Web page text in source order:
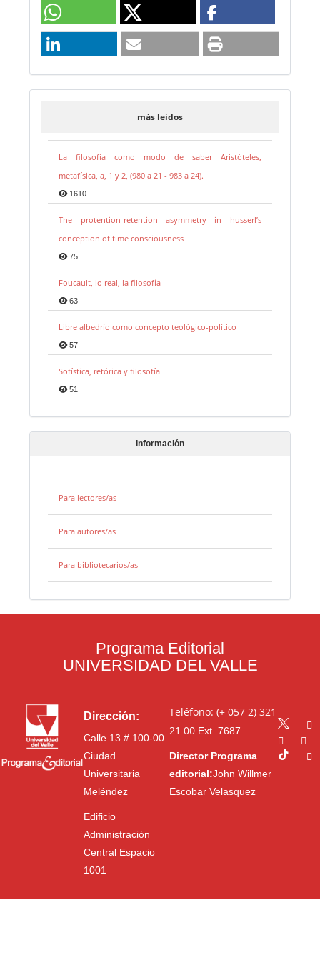
más leidos
La filosofía como modo de saber Aristóteles,
metafísica, a, 1 y 2, (980 a 21 - 983 a 24).
1610
The protention-retention asymmetry in husserl’s
conception of time consciousness
75
Foucault, lo real, la filosofía
63
Libre albedrío como concepto teológico-político
57
Sofística, retórica y filosofía
51
Información
Para lectores/as
Para autores/as
Para bibliotecarios/as
Programa Editorial
UNIVERSIDAD DEL VALLE
Dirección:
Calle 13 # 100-00
Ciudad
Universitaria
Meléndez
Edificio
Administración
Central Espacio
1001
Teléfono: (+ 057 2) 321
21 00Ext. 7687
Director Programa
editorial:John Willmer
Escobar Velasquez